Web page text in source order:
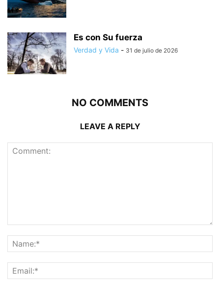
Es con Su fuerza
Verdad y Vida - 31 de julio de 2026
NO COMMENTS
LEAVE A REPLY